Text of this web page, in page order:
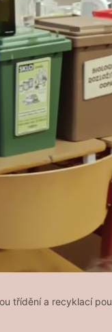
třídění a recyklací